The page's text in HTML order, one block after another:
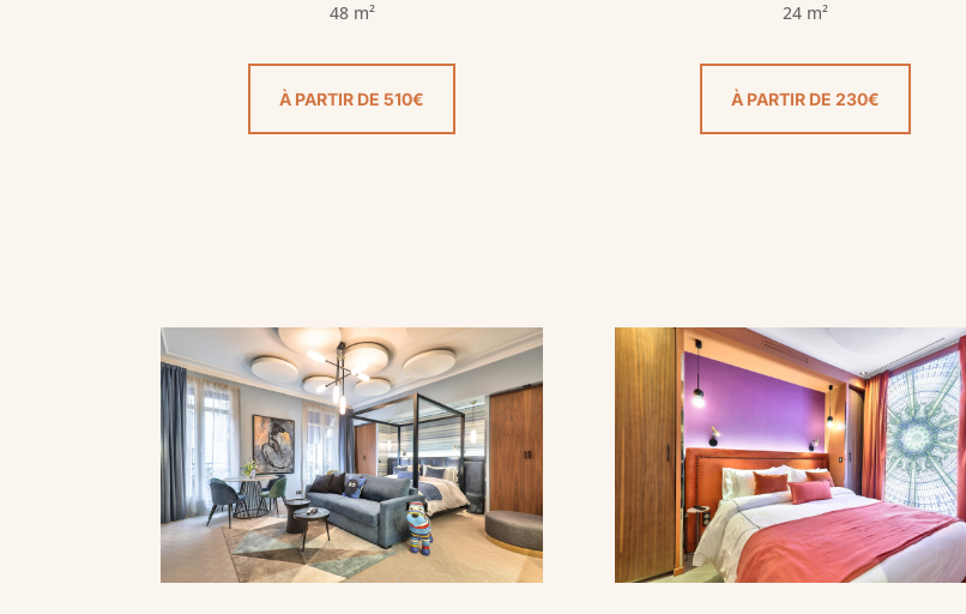
48 m²
À PARTIR DE 510€
24 m²
À PARTIR DE 230€